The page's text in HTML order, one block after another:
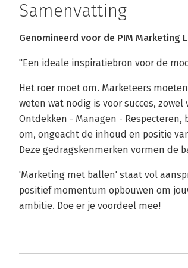
Samenvatting
Genomineerd voor de PIM Marketing
"Een ideale inspiratiebron voor de
Het roer moet om. Marketeers
weten wat nodig is voor succes,
Ontdekken - Managen -
om, ongeacht de inhoud en positie
Deze gedragskenmerken vormen de
'Marketing met ballen' staat vol
positief momentum opbouwen om
ambitie. Doe er je voordeel mee!